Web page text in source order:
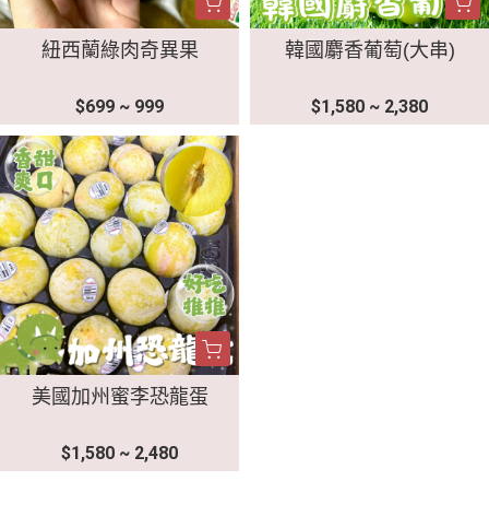
紐西蘭綠肉奇異果
$699 ~ 999
韓國麝香葡萄(大串)
$1,580 ~ 2,380
美國加州蜜李恐龍蛋
$1,580 ~ 2,480